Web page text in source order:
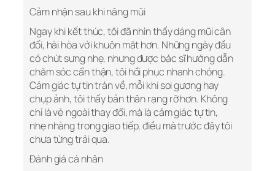
Cảm nhận sau khi nâng mũi
Ngay khi kết thúc, tôi đã nhìn thấy dáng mũi cân
đối, hài hòa với khuôn mặt hơn. Những ngày đầu
có chút sưng nhẹ, nhưng được bác sĩ hướng dẫn
chăm sóc cẩn thận, tôi hồi phục nhanh chóng.
Cảm giác tự tin tràn về, mỗi khi soi gương hay
chụp ảnh, tôi thấy bản thân rạng rỡ hơn. Không
chỉ là vẻ ngoài thay đổi, mà là cảm giác tự tin,
nhẹ nhàng trong giao tiếp, điều mà trước đây tôi
chưa từng trải qua.
Đánh giá cá nhân